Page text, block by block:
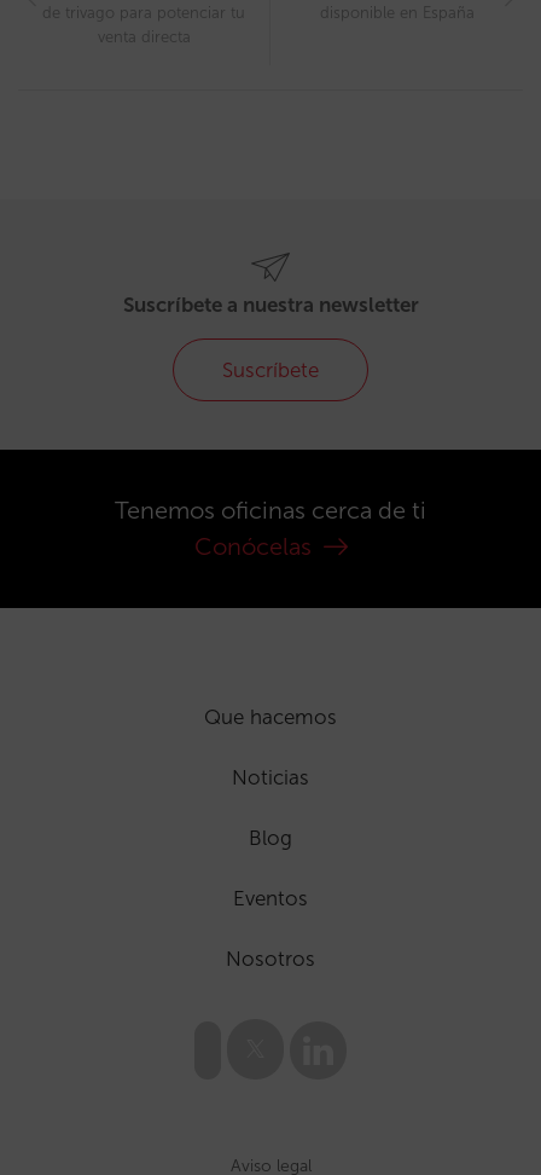
de trivago para potenciar tu
venta directa
disponible en España
Suscríbete a nuestra newsletter
Suscríbete
Tenemos oficinas cerca de ti
Conócelas
Que hacemos
Noticias
Blog
Eventos
Nosotros
Aviso legal